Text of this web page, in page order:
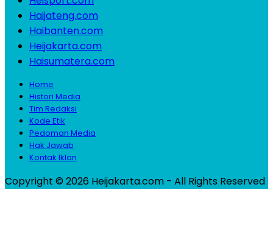
Haijateng.com
Haibanten.com
Heijakarta.com
Haisumatera.com
Home
Histori Media
Tim Redaksi
Kode Etik
Pedoman Media
Hak Jawab
Kontak Iklan
Copyright © 2026 Heijakarta.com - All Rights Reserved